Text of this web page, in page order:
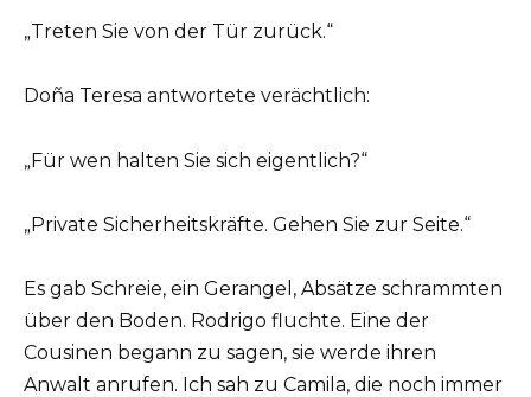
„Treten Sie von der Tür zurück.“
Doña Teresa antwortete verächtlich:
„Für wen halten Sie sich eigentlich?“
„Private Sicherheitskräfte. Gehen Sie zur Seite.“
Es gab Schreie, ein Gerangel, Absätze schrammten
über den Boden. Rodrigo fluchte. Eine der
Cousinen begann zu sagen, sie werde ihren
Anwalt anrufen. Ich sah zu Camila, die noch immer